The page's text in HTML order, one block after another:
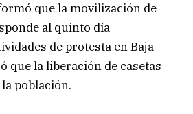
que la movilización de
al quinto día
de protesta en Baja
que la liberación de casetas
población.